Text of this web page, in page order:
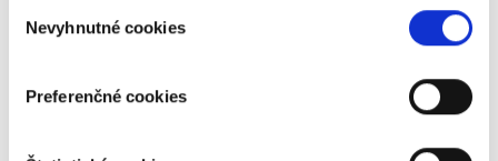
polohe s presnosťou na niekoľko metrov
skenovaním konkrétnych charakteristík (odtlačky
prstov).
súhlasu
Nevyhnutné cookies
Preferenčné cookies